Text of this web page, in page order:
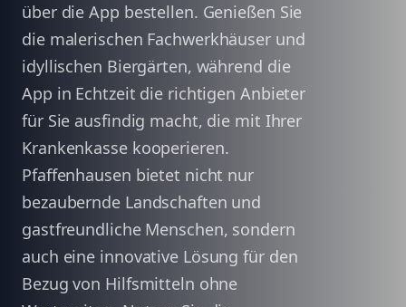
über die App bestellen. Genießen Sie
die malerischen Fachwerkhäuser und
idyllischen Biergärten, während die
App in Echtzeit die richtigen Anbieter
für Sie ausfindig macht, die mit Ihrer
Krankenkasse kooperieren.
Pfaffenhausen bietet nicht nur
bezaubernde Landschaften und
gastfreundliche Menschen, sondern
auch eine innovative Lösung für den
Bezug von Hilfsmitteln ohne